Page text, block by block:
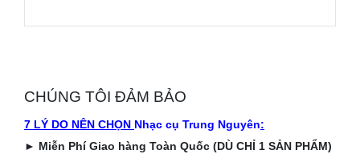
CHÚNG TÔI ĐẢM BẢO
7 LÝ DO NÊN CHỌN Nhạc cụ Trung Nguyên:
► Miễn Phí Giao hàng Toàn Quốc (DÙ CHỈ 1 SẢN PHẨM)